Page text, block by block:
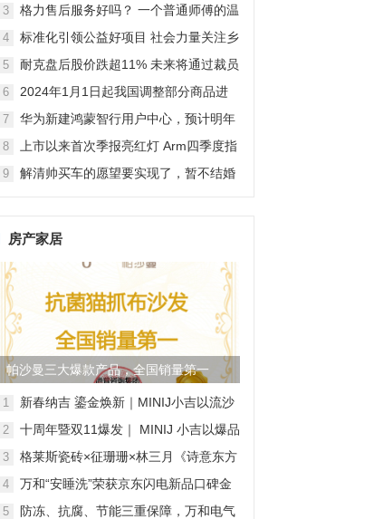
3
格力售后服务好吗？ 一个普通师傅的温
4
标准化引领公益好项目 社会力量关注乡
5
耐克盘后股价跌超11% 未来将通过裁员
6
2024年1月1日起我国调整部分商品进
7
华为新建鸿蒙智行用户中心，预计明年
8
上市以来首次季报亮红灯 Arm四季度指
9
解清帅买车的愿望要实现了，暂不结婚
房产家居
帕沙曼三大爆款产品，全国销量第一
1
新春纳吉 鎏金焕新｜MINIJ小吉以流沙
2
十周年暨双11爆发｜ MINIJ 小吉以爆品
样
3
格莱斯瓷砖×征珊珊×林三月《诗意东方
4
万和“安睡洗”荣获京东闪电新品口碑金
5
防冻、抗腐、节能三重保障，万和电气